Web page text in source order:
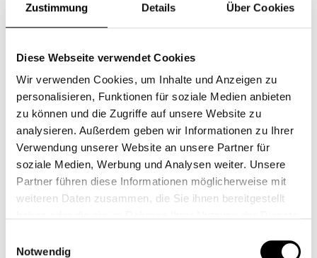
Zustimmung Details Über Cookies
Diese Webseite verwendet Cookies
Wir verwenden Cookies, um Inhalte und Anzeigen zu
personalisieren, Funktionen für soziale Medien anbieten
zu können und die Zugriffe auf unsere Website zu
analysieren. Außerdem geben wir Informationen zu Ihrer
Verwendung unserer Website an unsere Partner für
soziale Medien, Werbung und Analysen weiter. Unsere
Partner führen diese Informationen möglicherweise mit
weiteren Daten zusammen, die Sie ihnen bereitgestellt
Notwendig
Rückseite des Polygons✔ Greifen direkt in das
Ausfallende des Rahmens für maximale
Nabenschaltung zuverlässig gegen Verdrehen✔
Einfache Montage: Die vorhandene
Verdrehsicherung wird durch den passenden
Weber-Polygoneinsatz ersetzt✔ Hochwertige
Verarbeitung: Gefertigt aus hochfestem
Edelstahl, gedreht & gefräst für maximale
Stabilität✔ Kompatibel mit E- und CE-
KupplungLieferumfang:✔ 1x Polygoneinsatz🚲
Perfekte Passform für eine sichere &